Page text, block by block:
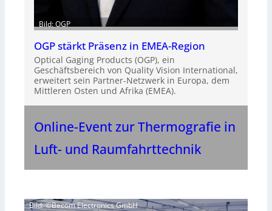
Bild: OGP
OGP stärkt Präsenz in EMEA-Region
Optical Gaging Products (OGP), ein
Geschäftsbereich von Quality Vision International,
erweitert sein Partner-Netzwerk in Europa, dem
Mittleren Osten und Afrika (EMEA).
Online-Event zur Thermografie in
Luft- und Raumfahrttechnik
Bild: ©Becom Electronics GmbH